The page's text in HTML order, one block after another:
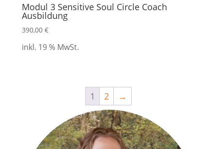
Modul 3 Sensitive Soul Circle Coach
Ausbildung
390,00 €
inkl. 19 % MwSt.
1 2 →